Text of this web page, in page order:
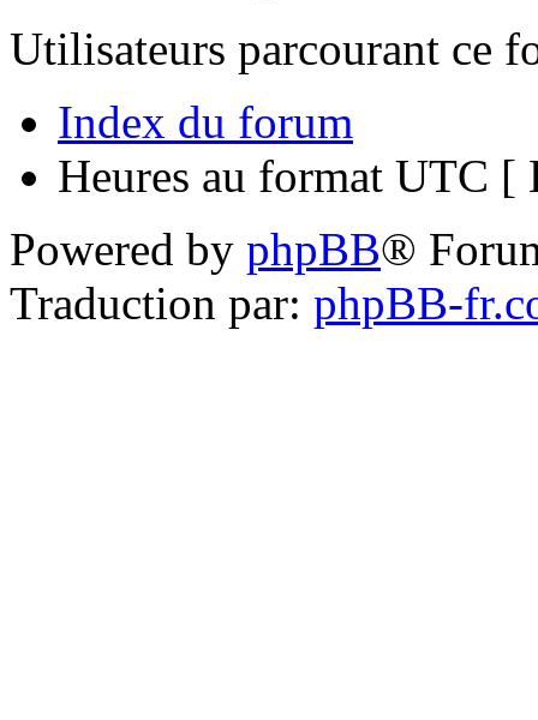
Utilisateurs parcourant ce
Index du forum
Heures au format UTC [
Powered by phpBB®
Traduction par: phpBB-